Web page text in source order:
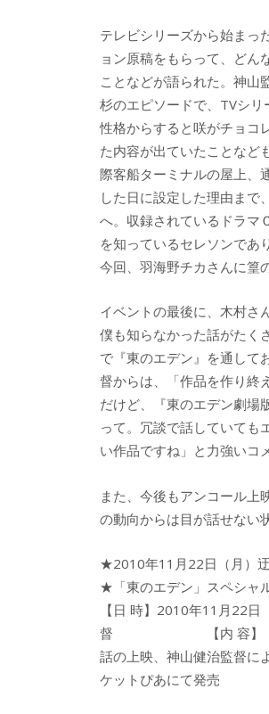
テレビシリーズから始まっ
ョン原稿をもらって、どん
ことなどが語られた。神山
杉のエピソードで、TVシ
性格からすると咲がチョコ
た内容が出ていたことなど
際客船ターミナルの屋上、
した日に設定した理由まで
へ。収録されているドラマ
を知っているセレソンであ
今回、羽海野チカさんに篁
イベントの最後に、木村さ
僕も知らなかった話がたく
で『東のエデン』を通して
督からは、「作品を作り終
だけど、『東のエデン劇場
って。冗談で話していても
い作品ですね」と力強いコ
また、今後もアンコール上
の動向からは目が話せない
★2010年11月22日（月）
★「東のエデン」スペシャ
【日 時】2010年11月22
督 【内 容】「東のエデ
話の上映、神山健治監督
ケットぴあにて発売